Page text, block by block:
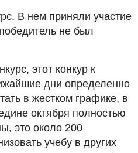
В нем приняли участие
не был
этот конкур к
дни определенно
в жестком графике, в
октября полностью
это около 200
учебу в других